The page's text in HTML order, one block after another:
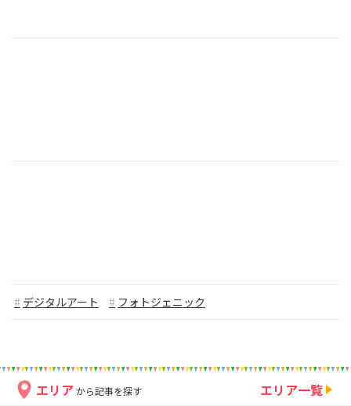
デジタルアート フォトジェニック
エリア から記事を探す エリア一覧